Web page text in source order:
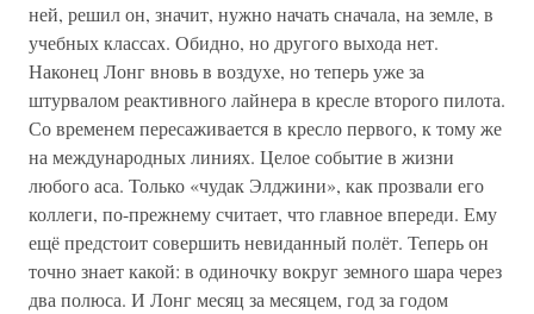
ней, решил он, значит, нужно начать сначала, на земле, в
учебных классах. Обидно, но другого выхода нет.
Наконец Лонг вновь в воздухе, но теперь уже за
штурвалом реактивного лайнера в кресле второго пилота.
Со временем пересаживается в кресло первого, к тому же
на международных линиях. Целое событие в жизни
любого аса. Только «чудак Элджини», как прозвали его
коллеги, по-прежнему считает, что главное впереди. Ему
ещё предстоит совершить невиданный полёт. Теперь он
точно знает какой: в одиночку вокруг земного шара через
два полюса. И Лонг месяц за месяцем, год за годом